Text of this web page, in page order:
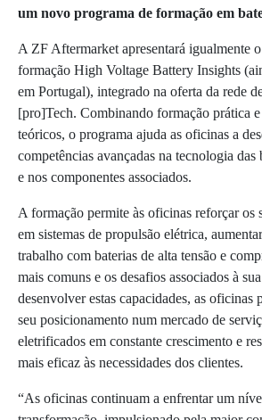
um novo programa de formação em
A ZF Aftermarket apresentará igualmente
formação High Voltage Battery Insights
em Portugal), integrado na oferta da rede
[pro]Tech. Combinando formação prática
teóricos, o programa ajuda as oficinas a
competências avançadas na tecnologia das
e nos componentes associados.
A formação permite às oficinas reforçar os
em sistemas de propulsão elétrica,
trabalho com baterias de alta tensão e
mais comuns e os desafios associados à
desenvolver estas capacidades, as oficinas
seu posicionamento num mercado de
eletrificados em constante crescimento e
mais eficaz às necessidades dos clientes.
“As oficinas continuam a enfrentar um